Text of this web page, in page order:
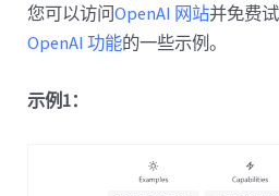
您可以访问OpenAI 网站并免费
OpenAI 功能的一些示例。
示例1：